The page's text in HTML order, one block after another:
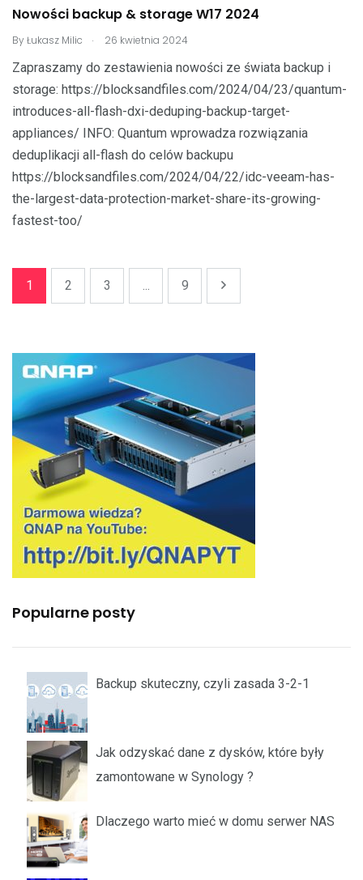
Nowości backup & storage W17 2024
ByŁukasz Milic . 26 kwietnia 2024
Zapraszamy do zestawienia nowości ze świata backup i
storage: https://blocksandfiles.com/2024/04/23/quantum-
introduces-all-flash-dxi-deduping-backup-target-
appliances/ INFO: Quantum wprowadza rozwiązania
deduplikacji all-flash do celów backupu
https://blocksandfiles.com/2024/04/22/idc-veeam-has-
the-largest-data-protection-market-share-its-growing-
fastest-too/
1 2 3 ... 9
Popularne posty
Backup skuteczny, czyli zasada 3-2-1
Jak odzyskać dane z dysków, które były
zamontowane w Synology ?
Dlaczego warto mieć w domu serwer NAS